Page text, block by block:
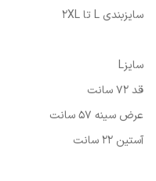
سایزبندی L تا 2XL
سایزL
قد 72 سانت
عرض سینه 57 سانت
آستین 22 سانت